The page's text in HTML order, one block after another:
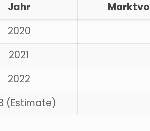
Jahr
2020
2021
2022
(Estimate)